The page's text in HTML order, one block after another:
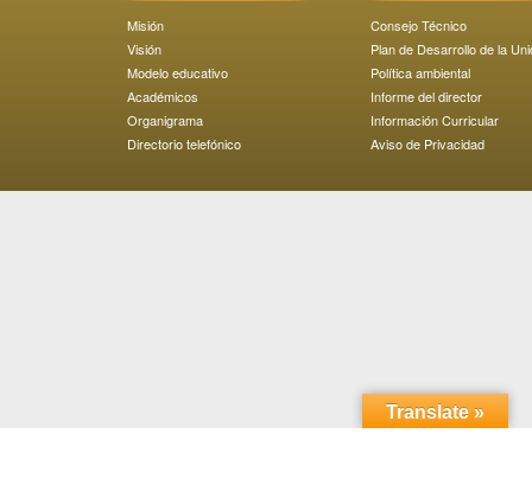
Misión
Visión
Modelo educativo
Académicos
Organigrama
Directorio telefónico
Consejo Técnico
Plan de Desarrollo de la
Política ambiental
Informe del director
Información Curricular
Aviso de Privacidad
Translate »